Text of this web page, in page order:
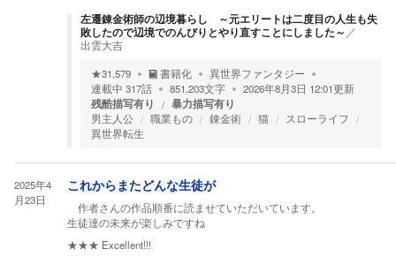
左遷錬金術師の辺境暮らし ～元エリートは二度目の人生も失
敗したので辺境でのんびりとやり直すことにしました～ ／
出雲大吉
★31,579 書籍化
異世界ファンタジー
連載中 317話 851,203文字 2026年8月3日 12:01更新
残酷描写有り 暴力描写有り
男主人公 職業もの 錬金術 猫
スローライフ
異世界転生
2025年4
月23日
これからまたどんな生徒が
作者さんの作品順番に読ませていただいています。
生徒達の未来が楽しみですね
★★★ Excellent!!!